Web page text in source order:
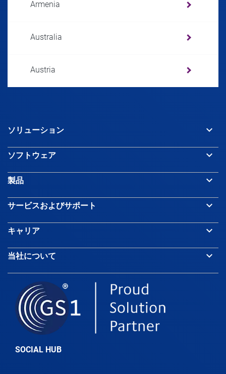
Armenia
Australia
Austria
Bahamas
Bangladesh
Barbados
Belgium
Belize
ソリューション keyboard_arrow_down
ソフトウェア keyboard_arrow_down
製品 keyboard_arrow_down
サービスおよびサポート keyboard_arrow_down
キャリア keyboard_arrow_down
当社について keyboard_arrow_down
SOCIAL HUB